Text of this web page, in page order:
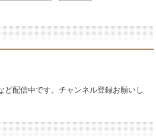
ど配信中です。チャンネル登録お願いし